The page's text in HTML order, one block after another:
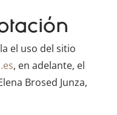
el uso del sitio
, en adelante, el
Brosed Junza,